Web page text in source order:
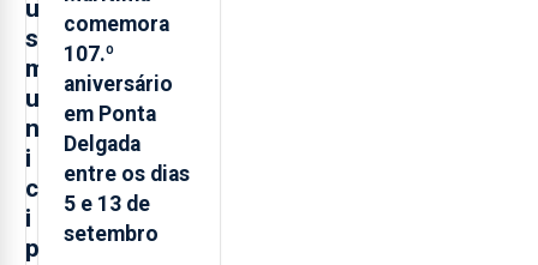
u
s
m
u
n
i
c
i
p
comemora
107.º
aniversário
em Ponta
Delgada
entre os dias
5 e 13 de
setembro